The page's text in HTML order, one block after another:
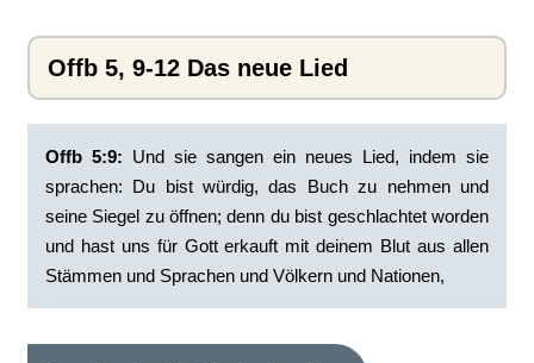
Offb 5, 9-12 Das neue Lied
Offb 5:9: ‭Und sie sangen ein neues Lied, indem sie
sprachen: Du bist würdig, das Buch zu nehmen und
seine Siegel zu öffnen; denn du bist geschlachtet worden
und hast uns für Gott erkauft mit deinem Blut aus allen
Stämmen und Sprachen und Völkern und Nationen,